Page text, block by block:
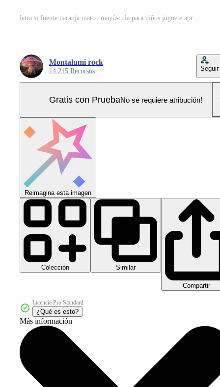
letra si fuente naranja marco mayúscula para niños juguete aprendizaje con juego jugar en sólido antecedentes Foto Pro
Montalumi rock
14.215 Recursos Seguir
Gratis con PruebaNo se requiere atribución!
Reimagina esta imagen
Colección Similar
Compartir
Licencia Pro Standard
¿Qué es esto?
Más información